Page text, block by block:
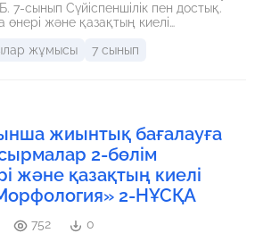
пен достық.
және қазақтың киелі
жұмысы 7 сынып
жиынтық бағалауға
2-бөлім
және қазақтың киелі
2-НҰСҚА
752
0